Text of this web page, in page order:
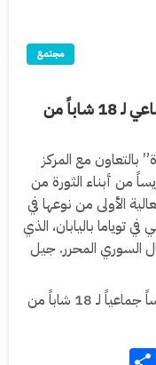
مجتمع
منظمة “مودة” تنظم حفل زفاف جماعي لـ 18 شاباً من
مع المركز
في توياما، عرساً جماعياً لـ 18 عريساً من أبناء الثورة من
الأولى من نوعها في
توياما باليابان، الذي
السوري المحرر. جيل
ظهرت المقالة مؤسسة “مودة” تقيم عرساً جماعياً لـ 18 شاباً من